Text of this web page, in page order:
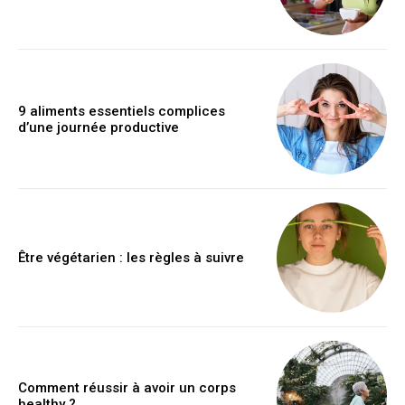
9 aliments essentiels complices
d’une journée productive
Être végétarien : les règles à suivre
Comment réussir à avoir un corps